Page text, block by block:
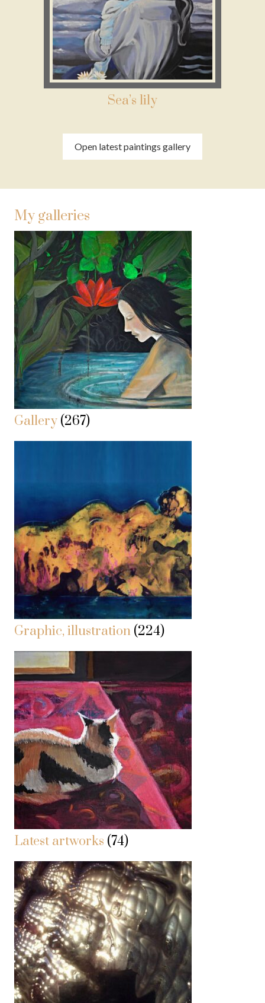
Sea’s lily
Open latest paintings gallery
My galleries
Gallery (267)
Graphic, illustration (224)
Latest artworks (74)